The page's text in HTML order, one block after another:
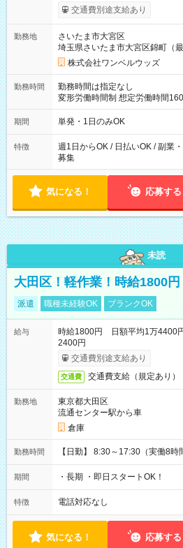
いOK！（規定あり） ┗働いたそ
ンビニATMから 日払い分を引き落とせます
交通費別途支給あり
勤務地
さいたま市大宮区
埼玉県さいたま市大宮区錦町（
株式会社ワンベルウッズ
勤務時間
勤務時間は指定なし
変形労働時間制 想定労働時間160時間/月 【シフト
～21：00
期間 単発・1日のみOK
特徴
週1日からOK / 日払いOK / 副業
募集
気になる！ 応募する
未読
大田区！軽作業！時給1800円
派遣 職種未経験OK ブランクOK
給与
時給1800円 日額平均1万4400
2400円
交通費別途支給あり
交通費 交通費支給（規定あり）
勤務地
東京都大田区
流通センター駅から車
倉庫
勤務時間 【日勤】 8:30～17:30（実働8時
期間 ・長期 ・即日スタートOK！
特徴 電話対応なし
気になる！ 応募する